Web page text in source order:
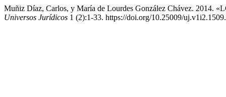
Muñiz Díaz, Carlos, y María de Lourdes González Chávez.
Universos Jurídicos 1 (2):1-33. https://doi.org/10.25009/uj.v1i2.1509.